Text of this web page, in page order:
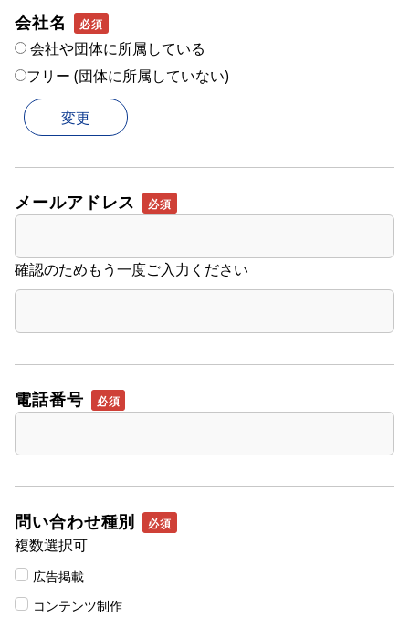
会社名
会社や団体に所属している
フリー (団体に所属していない)
メールアドレス
確認のためもう一度ご入力ください
電話番号
問い合わせ種別
複数選択可
広告掲載
コンテンツ制作